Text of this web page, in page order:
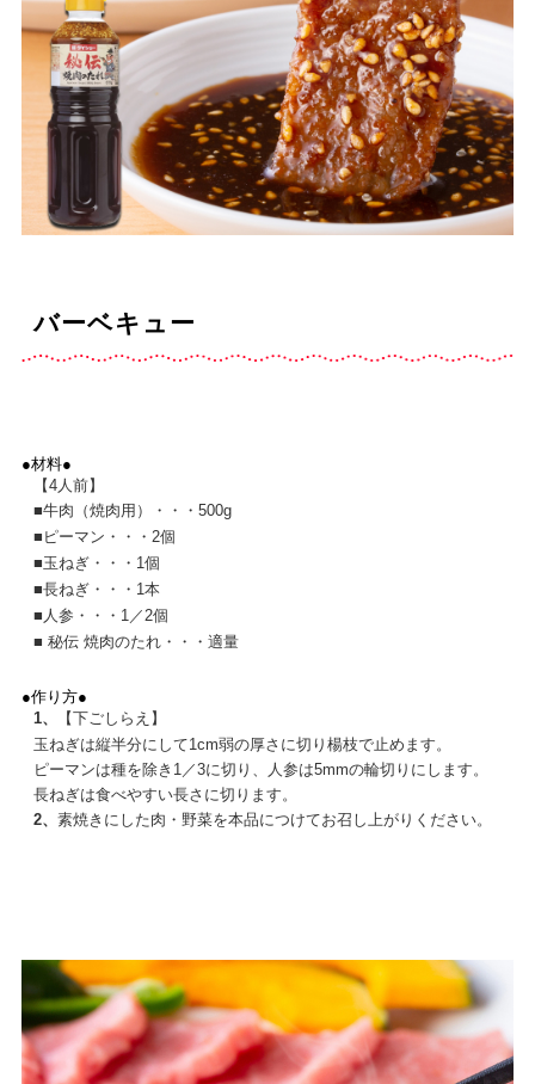
バーベキュー
●材料●
【4人前】
■牛肉（焼肉用）・・・500g
■ ピーマン・・・2個
■玉ねぎ・・・1個
■長ねぎ・・・1本
■ 人参・・・1／2個
■ 秘伝 焼肉のたれ・・・適量
●作り方●
1、
【下ごしらえ】
玉ねぎは縦半分にして1cm弱の厚さに切り楊枝で止めます。
ピーマンは種を除き1／3に切り、人参は5mmの輪切りにします。
長ねぎは食べやすい長さに切ります。
2、 素焼きにした肉・野菜を本品につけてお召し上がりください。